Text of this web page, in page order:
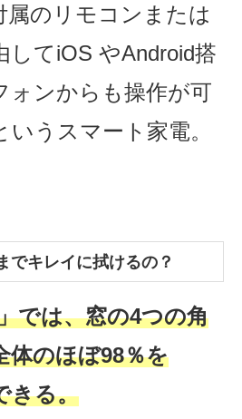
属のリモコンまたは
してiOS やAndroid搭
ォンからも操作が可
うスマート家電。
でキレイに拭けるの？
では、窓の4つの角
体のほぼ98％を
きる。